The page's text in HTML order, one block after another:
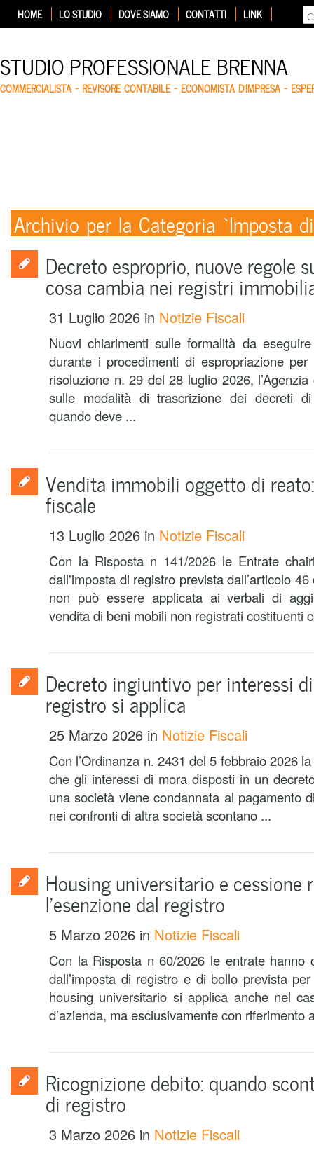
HOME LO STUDIO DOVE SIAMO CONTATTI LINK
STUDIO PROFESSIONALE BRENNA
COMMERCIALISTA – REVISORE CONTABILE – ECONOMISTA D'IMPRESA –
Archivio per la Categoria ‘Imposta
Decreto esproprio, nuove regole
cosa cambia nei registri
31 Luglio 2026 in Notizie Fiscali
Nuovi chiarimenti sulle formalità da
durante i procedimenti di espropriazione
risoluzione n. 29 del 28 luglio 2026,
sulle modalità di trascrizione dei decreti di
quando deve ...
Vendita immobili oggetto di
fiscale
13 Luglio 2026 in Notizie Fiscali
Con la Risposta n 141/2026 le Entrate
dall'imposta di registro prevista dall’articolo
non può essere applicata ai verbali di
vendita di beni mobili non registrati costituenti
Decreto ingiuntivo per interessi
registro si applica
25 Marzo 2026 in Notizie Fiscali
Con l’Ordinanza n. 2431 del 5 febbraio 2026
che gli interessi di mora disposti in un
una società viene condannata al pagamento
nei confronti di altra società scontano ...
Housing universitario e cessione
l’esenzione dal registro
5 Marzo 2026 in Notizie Fiscali
Con la Risposta n 60/2026 le entrate hanno
dall’imposta di registro e di bollo prevista
housing universitario si applica anche nel
d’azienda, ma esclusivamente con riferimento
Ricognizione debito: quando
di registro
3 Marzo 2026 in Notizie Fiscali